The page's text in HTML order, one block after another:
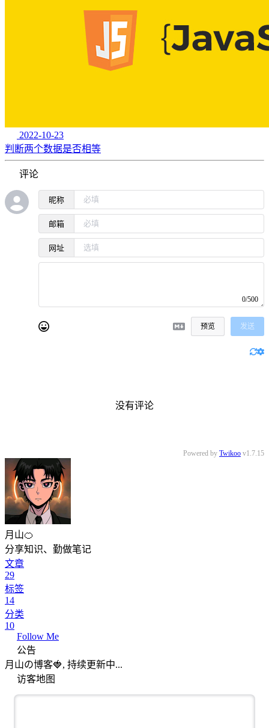
2022-10-23
判断两个数据是否相等
评论
昵称
邮箱
网址
0/500
预览 发送
没有评论
Powered by Twikoo v1.7.15
月山🍊
分享知识、勤做笔记
文章
29
标签
14
分类
10
Follow Me
公告
月山の博客🍓, 持续更新中...
访客地图